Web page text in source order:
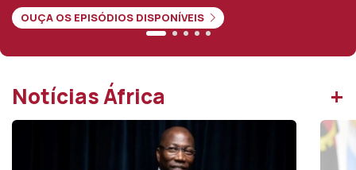
indiscriminados passaram a dirigir-se contra
muçulmanas
JÁ DISPONÍVEL
Notícias África +